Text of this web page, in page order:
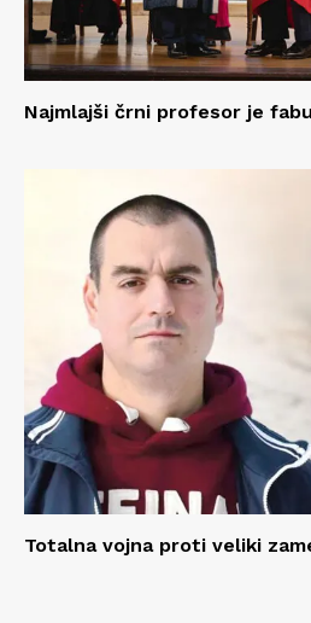
Najmlajši črni profesor je
Totalna vojna proti veliki